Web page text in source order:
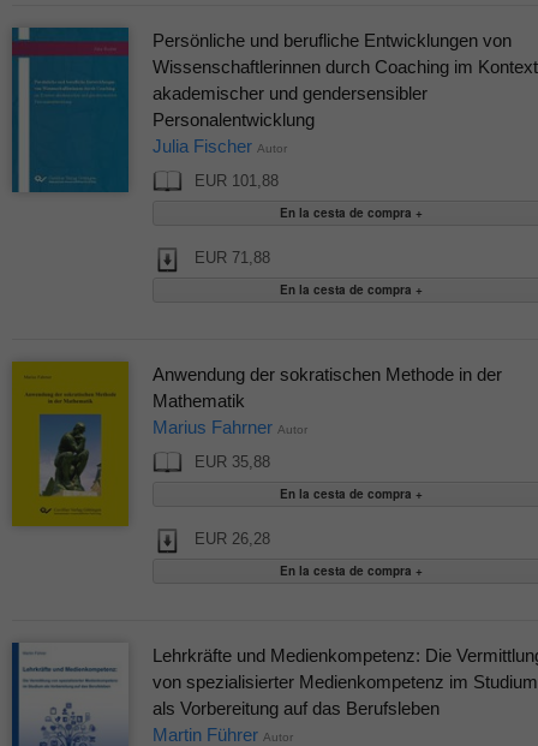
Persönliche und berufliche Entwicklungen von
Wissenschaftlerinnen durch Coaching im Kontext
akademischer und gendersensibler
Personalentwicklung
Julia Fischer Autor
EUR 101,88
EUR 71,88
Anwendung der sokratischen Methode in der
Mathematik
Marius Fahrner Autor
EUR 35,88
EUR 26,28
Lehrkräfte und Medienkompetenz: Die
von spezialisierter Medienkompetenz im Studium
als Vorbereitung auf das Berufsleben
Martin Führer Autor